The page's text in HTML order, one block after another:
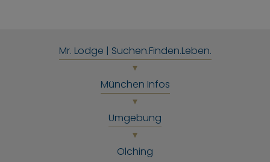
Mr. Lodge | Suchen.Finden.Leben.
München Infos
Umgebung
Olching